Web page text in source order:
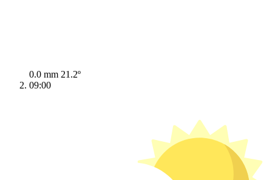
0.0 mm 21.2º
09:00